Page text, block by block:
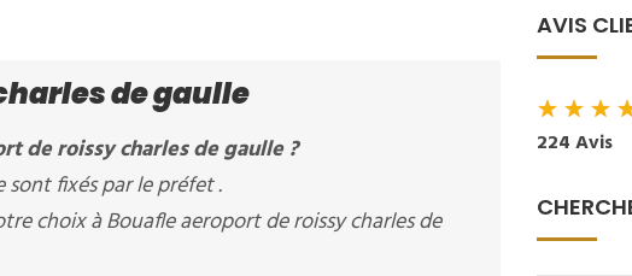
de gaulle
de roissy charles de gaulle ?
sont fixés par le préfet .
choix à Bouafle aeroport de roissy charles de
AVIS
★★★
224 Avis